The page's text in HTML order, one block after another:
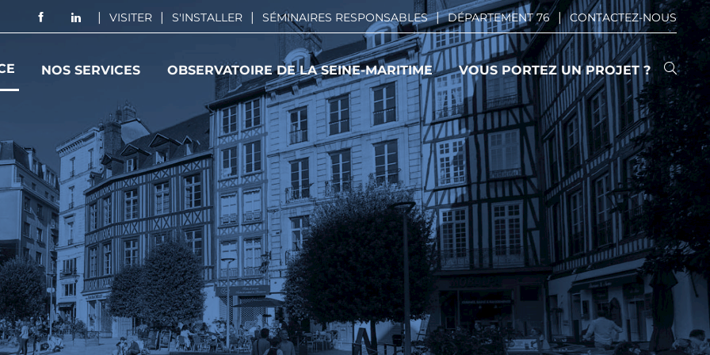
VISITER S'INSTALLER SÉMINAIRES RESPONSABLES DÉPARTEMENT 76 CONTACTEZ-NOUS
NOS SERVICES OBSERVATOIRE DE LA SEINE-MARITIME VOUS PORTEZ UN PROJET ?